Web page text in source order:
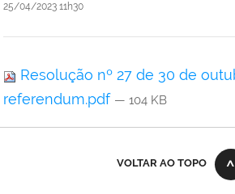
25/04/2023 11h30
Resolução nº 27 de 30 de
referendum.pdf — 104 KB
VOLTAR AO TOPO